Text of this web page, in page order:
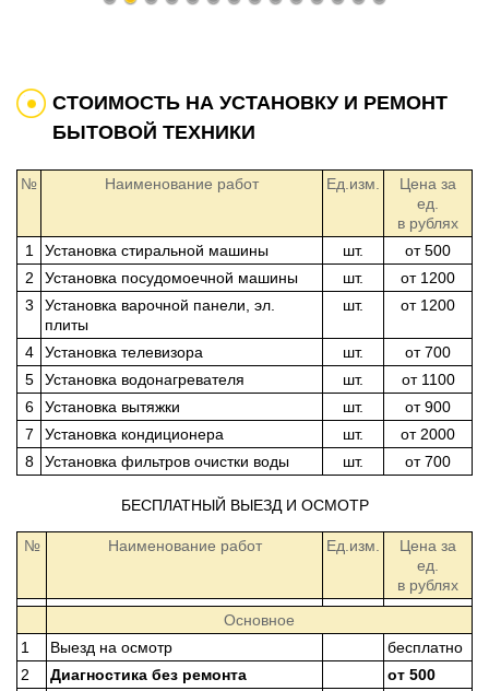
СТОИМОСТЬ НА УСТАНОВКУ И РЕМОНТ
БЫТОВОЙ ТЕХНИКИ
№ Наименование работ Ед.изм.
Цена за
ед.
в рублях
1
Установка стиральной машины шт.
от 500
2
Установка посудомоечной машины шт.
от 1200
3
Установка варочной панели, эл.
плиты
шт. от 1200
4 Установка телевизора шт.
от 700
5
Установка водонагревателя шт.
от 1100
6
Установка вытяжки шт.
от 900
7
Установка кондиционера шт.
от 2000
8
Установка фильтров очистки воды шт. от 700
БЕСПЛАТНЫЙ ВЫЕЗД И ОСМОТР
№ Наименование работ Ед.изм.
Цена за
ед.
в рублях
Основное
1
Выезд на осмотр
бесплатно
2
Диагностика без ремонта от 500